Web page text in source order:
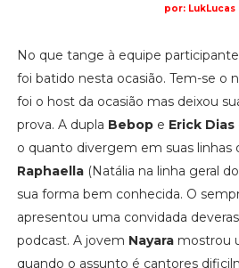
por: LukLucas
No que tange à equipe
foi batido nesta ocasião. Tem-se o
foi o host da ocasião mas deixou
prova. A dupla Bebope Erick Dias
o quanto divergem em suas linhas
Raphaella(Natália na linha geral
sua forma bem conhecida. O
apresentou uma convidada
podcast. A jovem Nayaramostrou
quando o assunto é cantores